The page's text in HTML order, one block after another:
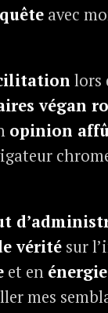
avec
lors
végan
opinion
vérité sur
et en
mes